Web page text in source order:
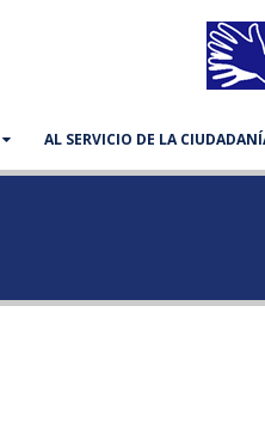
AL SERVICIO DE LA